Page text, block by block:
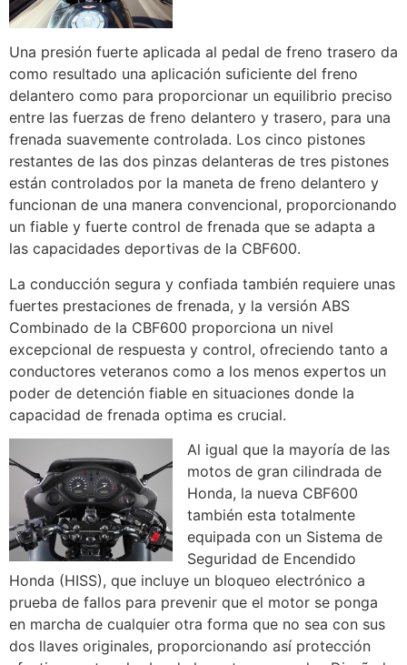
Una presión fuerte aplicada al pedal de freno trasero da
como resultado una aplicación suficiente del freno
delantero como para proporcionar un equilibrio preciso
entre las fuerzas de freno delantero y trasero, para una
frenada suavemente controlada. Los cinco pistones
restantes de las dos pinzas delanteras de tres pistones
están controlados por la maneta de freno delantero y
funcionan de una manera convencional, proporcionando
un fiable y fuerte control de frenada que se adapta a
las capacidades deportivas de la CBF600.
La conducción segura y confiada también requiere unas
fuertes prestaciones de frenada, y la versión ABS
Combinado de la CBF600 proporciona un nivel
excepcional de respuesta y control, ofreciendo tanto a
conductores veteranos como a los menos expertos un
poder de detención fiable en situaciones donde la
capacidad de frenada optima es crucial.
Al igual que la mayoría de las
motos de gran cilindrada de
Honda, la nueva CBF600
también esta totalmente
equipada con un Sistema de
Seguridad de Encendido
Honda (HISS), que incluye un bloqueo electrónico a
prueba de fallos para prevenir que el motor se ponga
en marcha de cualquier otra forma que no sea con sus
dos llaves originales, proporcionando así protección